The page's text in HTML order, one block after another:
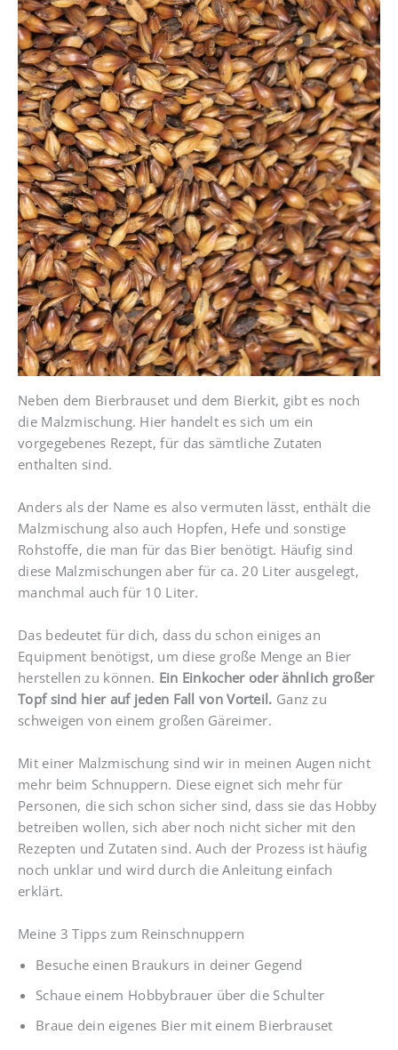
Neben dem Bierbrauset und dem Bierkit, gibt es noch
die Malzmischung. Hier handelt es sich um ein
vorgegebenes Rezept, für das sämtliche Zutaten
enthalten sind.
Anders als der Name es also vermuten lässt, enthält die
Malzmischung also auch Hopfen, Hefe und sonstige
Rohstoffe, die man für das Bier benötigt. Häufig sind
diese Malzmischungen aber für ca. 20 Liter ausgelegt,
manchmal auch für 10 Liter.
Das bedeutet für dich, dass du schon einiges an
Equipment benötigst, um diese große Menge an Bier
herstellen zu können. Ein Einkocher oder ähnlich großer
Topf sind hier auf jeden Fall von Vorteil. Ganz zu
schweigen von einem großen Gäreimer.
Mit einer Malzmischung sind wir in meinen Augen nicht
mehr beim Schnuppern. Diese eignet sich mehr für
Personen, die sich schon sicher sind, dass sie das Hobby
betreiben wollen, sich aber noch nicht sicher mit den
Rezepten und Zutaten sind. Auch der Prozess ist häufig
noch unklar und wird durch die Anleitung einfach
erklärt.
Meine 3 Tipps zum Reinschnuppern
Besuche einen Braukurs in deiner Gegend
Schaue einem Hobbybrauer über die Schulter
Braue dein eigenes Bier mit einem Bierbrauset